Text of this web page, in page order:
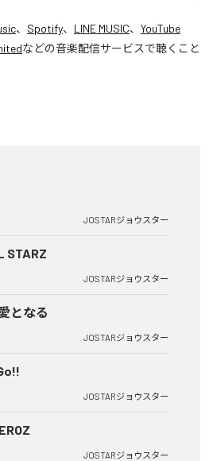
、 Spotify、 LINE MUSIC、 YouTube
などの音楽配信サービスで聴くこと
JOSTARジョウスター
STARZ
JOSTARジョウスター
となる
JOSTARジョウスター
JOSTARジョウスター
JOSTARジョウスター